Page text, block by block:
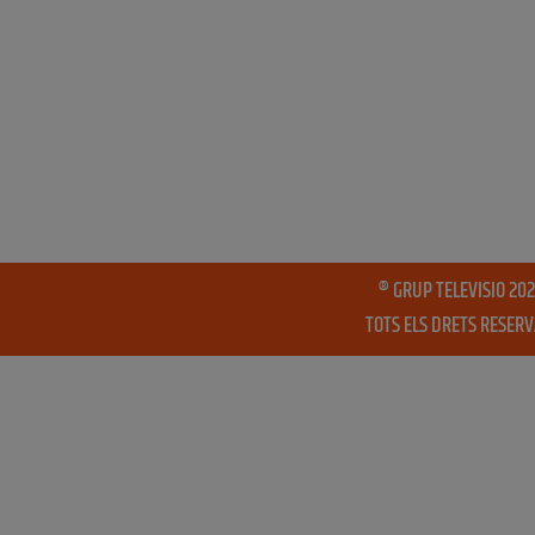
® GRUP TELEVISIO
TOTS ELS DRETS